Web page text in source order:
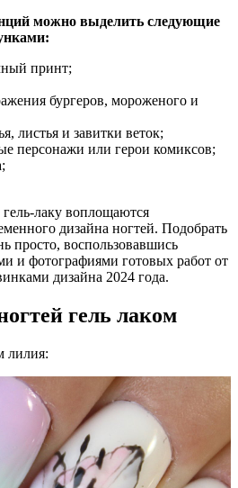
можно выделить следующие
принт;
бургеров, мороженого и
листья и завитки веток;
персонажи или герои комиксов;
гель-лаку воплощаются
дизайна ногтей. Подобрать
просто, воспользовавшись
и фотографиями готовых работ от
дизайна 2024 года.
гель лаком
лилия: